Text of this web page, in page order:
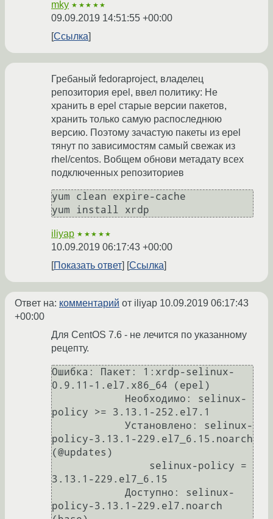
mky ★★★★★
09.09.2019 14:51:55 +00:00
Ссылка
Гребаный fedoraproject, владелец
репозитория epel, ввел политику: Не
хранить в epel старые версии пакетов,
хранить только самую распоследнюю
версию. Поэтому зачастую пакеты из epel
тянут по зависимостям самый свежак из
rhel/centos. Вобщем обнови метадату всех
подключенных репозиториев
yum clean expire-cache
iliyap ★★★★★
10.09.2019 06:17:43 +00:00
Показать ответ
Ссылка
Ответ на: комментарий от iliyap 10.09.2019 06:17:43
+00:00
Для CentOS 7.6 - не лечится по указанному
рецепту.
Ошибка: Пакет: 1:xrdp-selinux-
0.9.11-1.el7.x86_64 (epel)
policy >= 3.13.1-252.el7.1
policy-3.13.1-229.el7_6.15.noarch
(@updates)
3.13.1-229.el7_6.15
policy-3.13.1-229.el7.noarch